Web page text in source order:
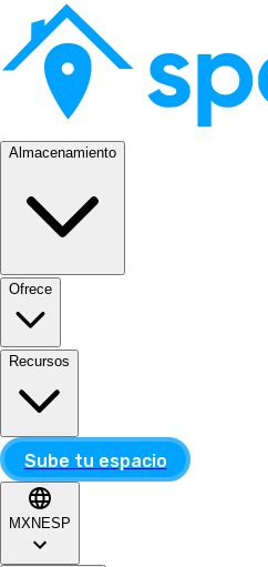
Almacenamiento
Ofrece
Recursos
Sube tu espacio
MXN ESP